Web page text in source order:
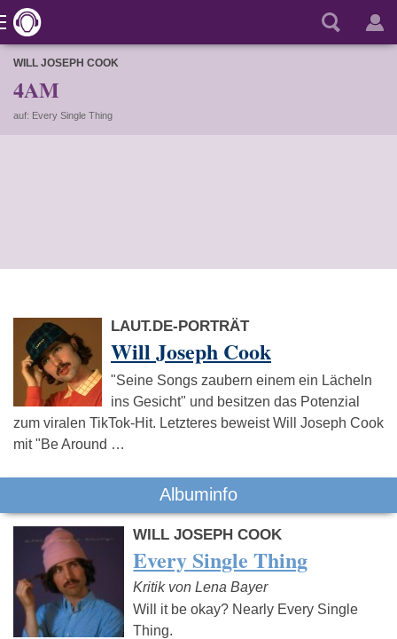
WILL JOSEPH COOK
4AM
auf: Every Single Thing
LAUT.DE-PORTRÄT
Will Joseph Cook
"Seine Songs zaubern einem ein Lächeln
ins Gesicht" und besitzen das Potenzial
zum viralen TikTok-Hit. Letzteres beweist Will Joseph Cook
mit "Be Around …
Albuminfo
WILL JOSEPH COOK
Every Single Thing
Kritik von Lena Bayer
Will it be okay? Nearly Every Single
Thing.